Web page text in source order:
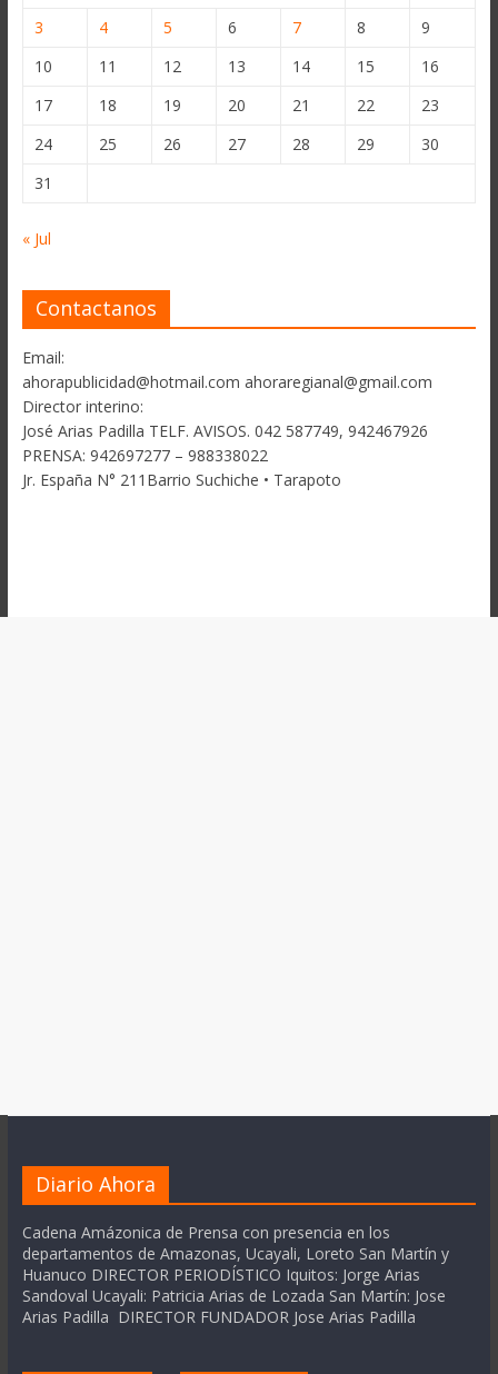
3
4 5 6 7 8
9
10
11 12 13 14 15
16
17
18 19 20 21 22
23
24
25 26 27 28 29
30
31
« Jul
Contactanos
Email:
ahorapublicidad@hotmail.com ahoraregianal@gmail.com
Director interino:
José Arias Padilla TELF. AVISOS. 042 587749, 942467926
PRENSA: 942697277 – 988338022
Jr. España N° 211Barrio Suchiche • Tarapoto
Diario Ahora
Cadena Amázonica de Prensa con presencia en los
departamentos de Amazonas, Ucayali, Loreto San Martín y
Huanuco DIRECTOR PERIODÍSTICO Iquitos: Jorge Arias
Sandoval Ucayali: Patricia Arias de Lozada San Martín: Jose
Arias Padilla DIRECTOR FUNDADOR Jose Arias Padilla